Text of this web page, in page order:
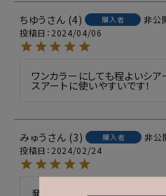
ちゆう 4 購入者
非公
投稿日
2024/04/06
ワンカラーにしても程よいシ
スアートに使いやすいです！
みゅう 3 購入者
非公
投稿日
2024/02/24
発売時からシアーホワイトは